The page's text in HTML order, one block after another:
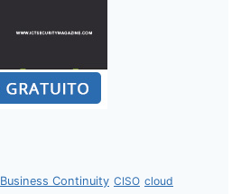
Business Continuity CISO cloud